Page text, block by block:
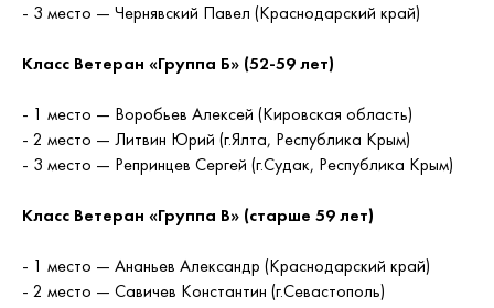
- 3 место — Чернявский Павел (Краснодарский край)
Класс Ветеран «Группа Б» (52-59 лет)
- 1 место — Воробьев Алексей (Кировская область)
- 2 место — Литвин Юрий (г.Ялта, Республика Крым)
- 3 место — Репринцев Сергей (г.Судак, Республика Крым)
Класс Ветеран «Группа В» (старше 59 лет)
- 1 место — Ананьев Александр (Краснодарский край)
- 2 место — Савичев Константин (г.Севастополь)